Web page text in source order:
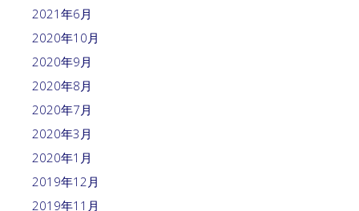
2021年6月
2020年10月
2020年9月
2020年8月
2020年7月
2020年3月
2020年1月
2019年12月
2019年11月